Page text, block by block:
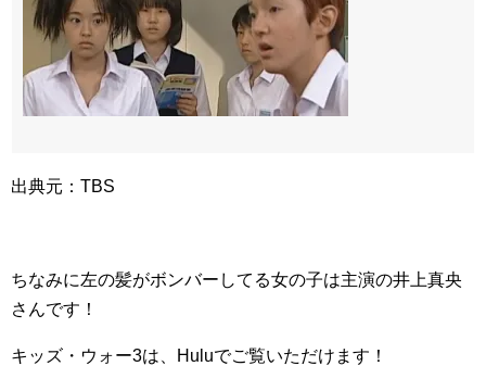
出典元：TBS
ちなみに左の髪がボンバーしてる女の子は主演の井上真央
さんです！
キッズ・ウォー3は、Huluでご覧いただけます！